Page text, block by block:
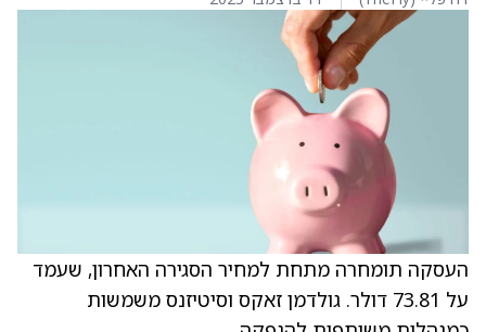
העסקה תומחרה מתחת למחיר הסגירה האחרון, שעמד
על 73.81 דולר. גולדמן זאקס וסיטיזנס משמשות